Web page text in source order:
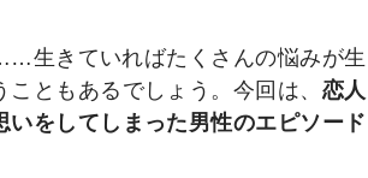
生きていればたくさんの悩みが生
ともあるでしょう。今回は、 恋人
をしてしまった男性のエピソード